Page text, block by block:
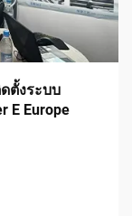
ตั้งระบบ
E Europe